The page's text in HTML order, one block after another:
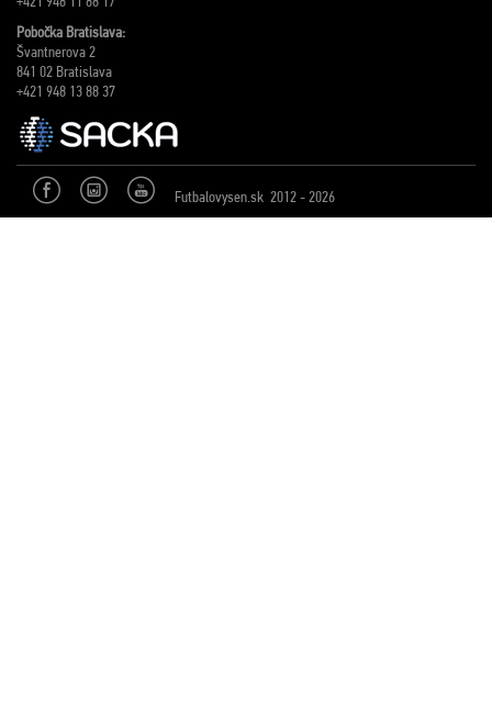
Pobočka Bratislava:
Švantnerova 2
841 02 Bratislava
+421 948 13 88 37
Futbalovysen.sk 2012 - 2026